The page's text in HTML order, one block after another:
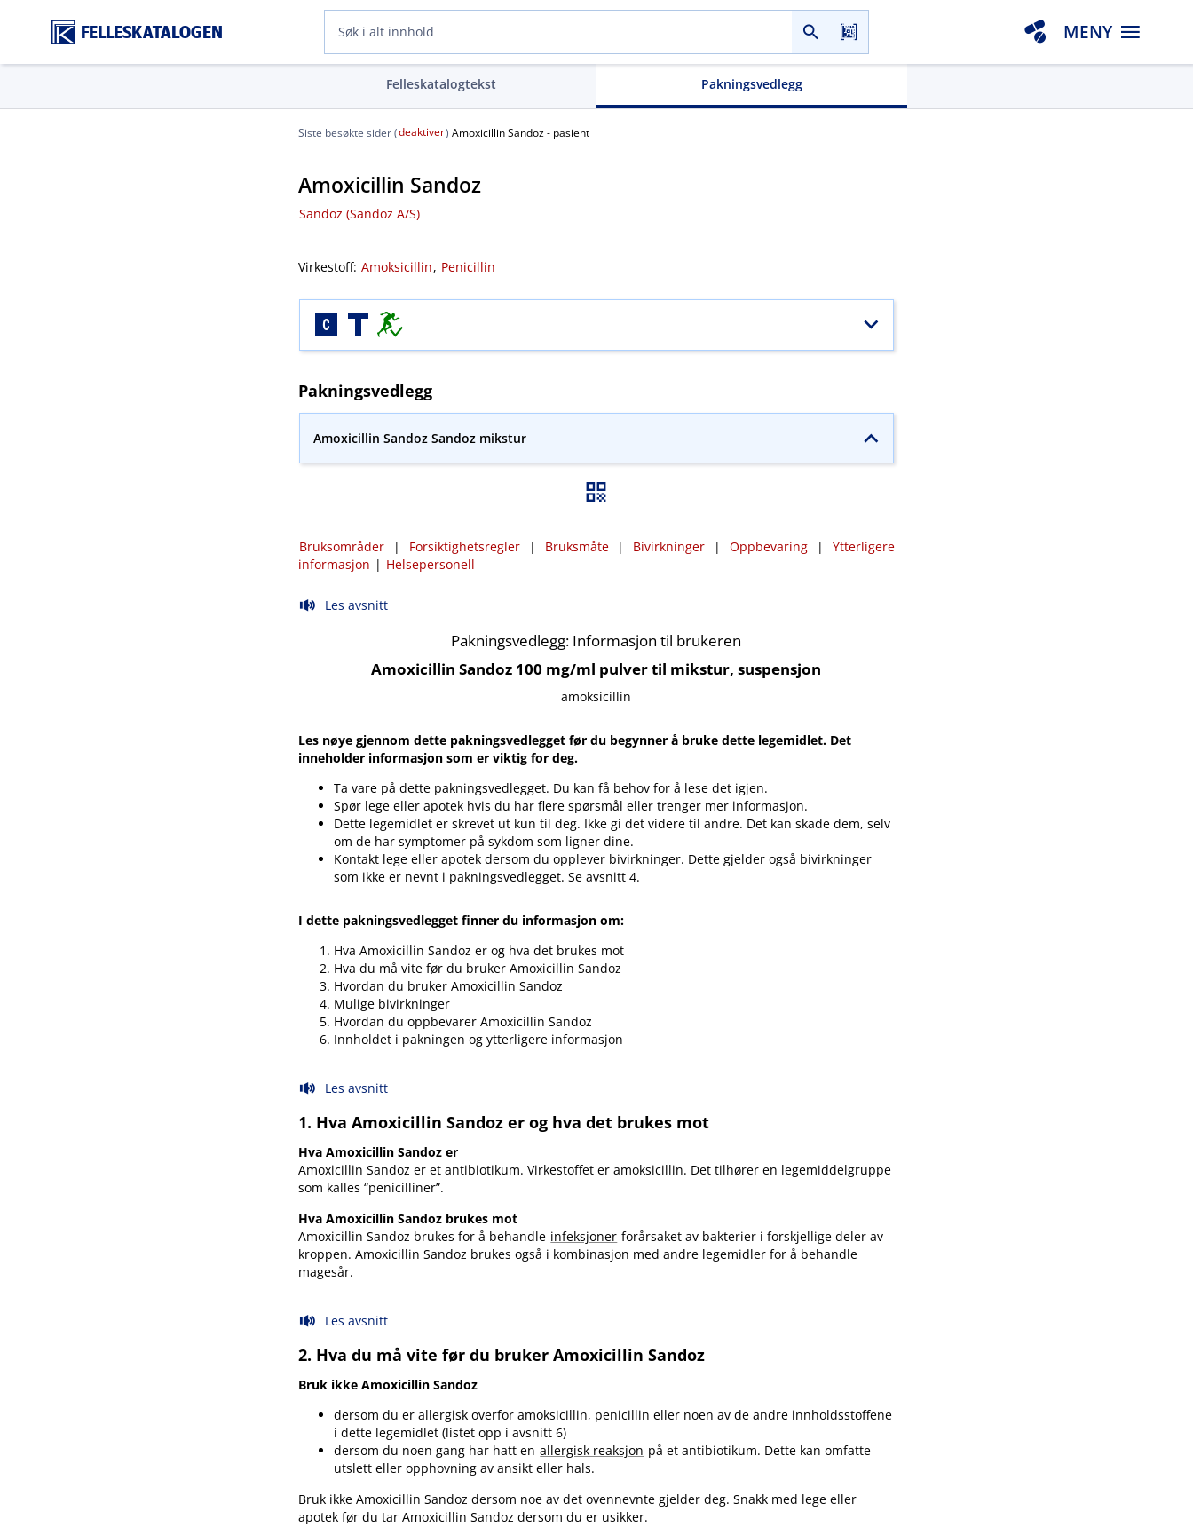
FELLESKATALOGEN MENY
Felleskatalogtekst Pakningsvedlegg
Siste besøkte sider (deaktiver) Amoxicillin Sandoz - pasient
Amoxicillin Sandoz
Sandoz (Sandoz A​/​S)
Virkestoff: Amoksicillin, Penicillin
Pakningsvedlegg
Amoxicillin Sandoz Sandoz mikstur
Bruksområder | Forsiktighetsregler | Bruksmåte | Bivirkninger | Oppbevaring | Ytterligere
informasjon | Helsepersonell
Les avsnitt
Pakningsvedlegg: Informasjon til brukeren
Amoxicillin Sandoz 100 mg/ml pulver til mikstur, suspensjon
amoksicillin
Les nøye gjennom dette pakningsvedlegget før du begynner å bruke dette legemidlet. Det
inneholder informasjon som er viktig for deg.
Ta vare på dette pakningsvedlegget. Du kan få behov for å lese det igjen.
Spør lege eller apotek hvis du har flere spørsmål eller trenger mer informasjon.
Dette legemidlet er skrevet ut kun til deg. Ikke gi det videre til andre. Det kan skade dem, selv
om de har symptomer på sykdom som ligner dine.
Kontakt lege eller apotek dersom du opplever bivirkninger. Dette gjelder også bivirkninger
som ikke er nevnt i pakningsvedlegget. Se avsnitt 4.
I dette pakningsvedlegget finner du informasjon om:
Hva Amoxicillin Sandoz er og hva det brukes mot
Hva du må vite før du bruker Amoxicillin Sandoz
Hvordan du bruker Amoxicillin Sandoz
Mulige bivirkninger
Hvordan du oppbevarer Amoxicillin Sandoz
Innholdet i pakningen og ytterligere informasjon
Les avsnitt
1. Hva Amoxicillin Sandoz er og hva det brukes mot
Hva Amoxicillin Sandoz er
Amoxicillin Sandoz er et antibiotikum. Virkestoffet er amoksicillin. Det tilhører en legemiddelgruppe
som kalles “penicilliner”.
Hva Amoxicillin Sandoz brukes mot
Amoxicillin Sandoz brukes for å behandle infeksjoner forårsaket av bakterier i forskjellige deler av
kroppen. Amoxicillin Sandoz brukes også i kombinasjon med andre legemidler for å behandle
magesår.
Les avsnitt
2. Hva du må vite før du bruker Amoxicillin Sandoz
Bruk ikke Amoxicillin Sandoz
dersom du er allergisk overfor amoksicillin, penicillin eller noen av de andre innholdsstoffene
i dette legemidlet (listet opp i avsnitt 6)
dersom du noen gang har hatt en allergisk reaksjon på et antibiotikum. Dette kan omfatte
utslett eller opphovning av ansikt eller hals.
Bruk ikke Amoxicillin Sandoz dersom noe av det ovennevnte gjelder deg. Snakk med lege eller
apotek før du tar Amoxicillin Sandoz dersom du er usikker.